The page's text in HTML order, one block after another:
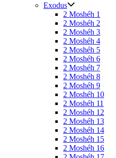
Exodus
2 Moshéh 1
2 Moshéh 2
2 Moshéh 3
2 Moshéh 4
2 Moshéh 5
2 Moshéh 6
2 Moshéh 7
2 Moshéh 8
2 Moshéh 9
2 Moshéh 10
2 Moshéh 11
2 Moshéh 12
2 Moshéh 13
2 Moshéh 14
2 Moshéh 15
2 Moshéh 16